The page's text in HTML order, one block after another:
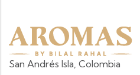
San Andrés Isla, Colombia